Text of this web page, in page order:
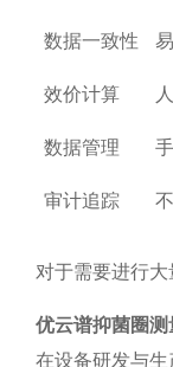
数据一致性
效价计算
数据管理
审计追踪
对于需要进行
优云谱抑菌圈
在设备研发与